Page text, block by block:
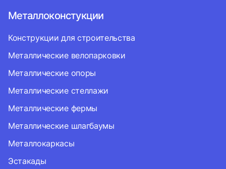
Металлоконстукции
Конструкции для строительства
Металлические велопарковки
Металлические опоры
Металлические стеллажи
Металлические фермы
Металлические шлагбаумы
Металлокаркасы
Эстакады